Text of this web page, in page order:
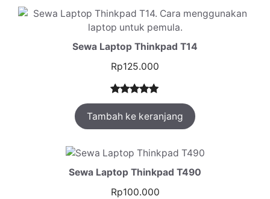
n
penilaian
pelanggan
Sewa Laptop Thinkpad T14
Rp125.000
Peringkat
5.00dari 5
berdasarka
1
penilaian
Tambah ke keranjang
Sewa Laptop Thinkpad T490
Rp100.000